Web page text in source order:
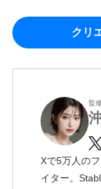
クリ
監
Xで5万人の
イター。